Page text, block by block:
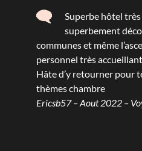
Superbe hôtel
superbement
communes et même
personnel très
Hâte d’y retourner pour
thèmes chambre
Ericsb57 – Aout 2022 –